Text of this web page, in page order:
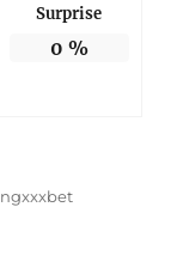
Surprise
0 %
ย